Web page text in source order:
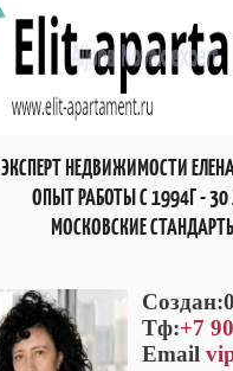
ЭКСПЕРТ НЕДВИЖИМОСТИ
ОПЫТ РАБОТЫ С 1994Г - 30
МОСКОВСКИЕ
Тф:+7
Email